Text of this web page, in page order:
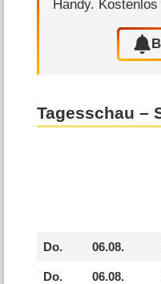
Handy.
Tagesschau –
Do. 06.08.
Do. 06.08.